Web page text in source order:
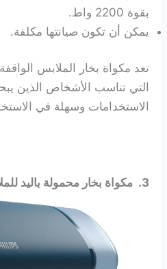
بقوة 2200 واط.
يمكن أن تكون صيانتها مكلفة.
تعد مكواة بخار الملابس
التي تناسب الأشخاص الذين
الاستخدامات وسهلة في
3. مكواة بخار محمولة باليد للملابس